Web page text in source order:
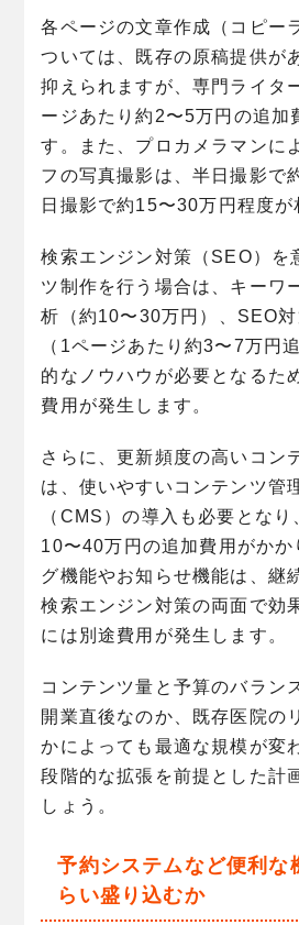
各ページの文章作成（コピー
ついては、既存の原稿提供が
抑えられますが、専門ライタ
ージあたり約2〜5万円の追加
す。また、プロカメラマンに
フの写真撮影は、半日撮影で
日撮影で約15〜30万円程度が
検索エンジン対策（SEO）を
ツ制作を行う場合は、キーワ
析（約10〜30万円）、SEO
（1ページあたり約3〜7万円
的なノウハウが必要となるた
費用が発生します。
さらに、更新頻度の高いコン
は、使いやすいコンテンツ管
（CMS）の導入も必要とな
10〜40万円の追加費用がかか
グ機能やお知らせ機能は、継
検索エンジン対策の両面で効
には別途費用が発生します。
コンテンツ量と予算のバラン
開業直後なのか、既存医院の
かによっても最適な規模が変
段階的な拡張を前提とした計
しょう。
予約システムなど便利な
らい盛り込むか